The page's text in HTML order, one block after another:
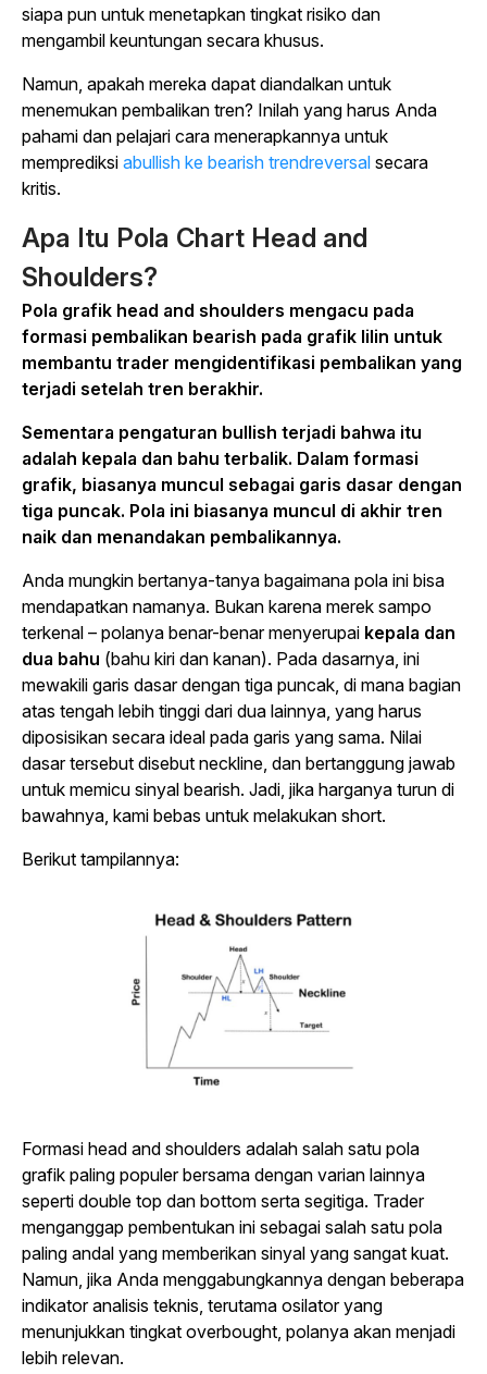
siapa pun untuk menetapkan tingkat risiko dan
mengambil keuntungan secara khusus.
Namun, apakah mereka dapat diandalkan untuk
menemukan pembalikan tren? Inilah yang harus Anda
pahami dan pelajari cara menerapkannya untuk
memprediksi abullish ke bearish trendreversal secara
kritis.
Apa Itu Pola Chart Head and
Shoulders?
Pola grafik head and shoulders mengacu pada
formasi pembalikan bearish pada grafik lilin untuk
membantu trader mengidentifikasi pembalikan yang
terjadi setelah tren berakhir.
Sementara pengaturan bullish terjadi bahwa itu
adalah kepala dan bahu terbalik. Dalam formasi
grafik, biasanya muncul sebagai garis dasar dengan
tiga puncak. Pola ini biasanya muncul di akhir tren
naik dan menandakan pembalikannya.
Anda mungkin bertanya-tanya bagaimana pola ini bisa
mendapatkan namanya. Bukan karena merek sampo
terkenal – polanya benar-benar menyerupai kepala dan
dua bahu (bahu kiri dan kanan). Pada dasarnya, ini
mewakili garis dasar dengan tiga puncak, di mana bagian
atas tengah lebih tinggi dari dua lainnya, yang harus
diposisikan secara ideal pada garis yang sama. Nilai
dasar tersebut disebut neckline, dan bertanggung jawab
untuk memicu sinyal bearish. Jadi, jika harganya turun di
bawahnya, kami bebas untuk melakukan short.
Berikut tampilannya:
Formasi head and shoulders adalah salah satu pola
grafik paling populer bersama dengan varian lainnya
seperti double top dan bottom serta segitiga. Trader
menganggap pembentukan ini sebagai salah satu pola
paling andal yang memberikan sinyal yang sangat kuat.
Namun, jika Anda menggabungkannya dengan beberapa
indikator analisis teknis, terutama osilator yang
menunjukkan tingkat overbought, polanya akan menjadi
lebih relevan.